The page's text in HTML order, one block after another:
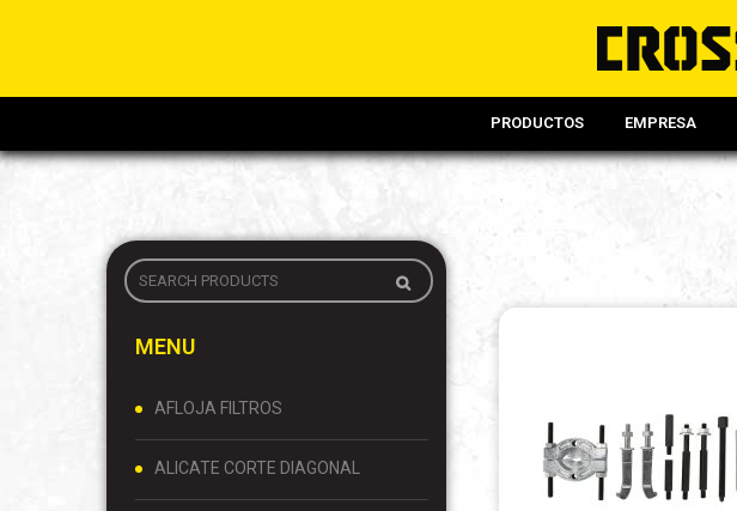
PRODUCTOS EMPRESA
MENU
AFLOJA FILTROS
ALICATE CORTE DIAGONAL